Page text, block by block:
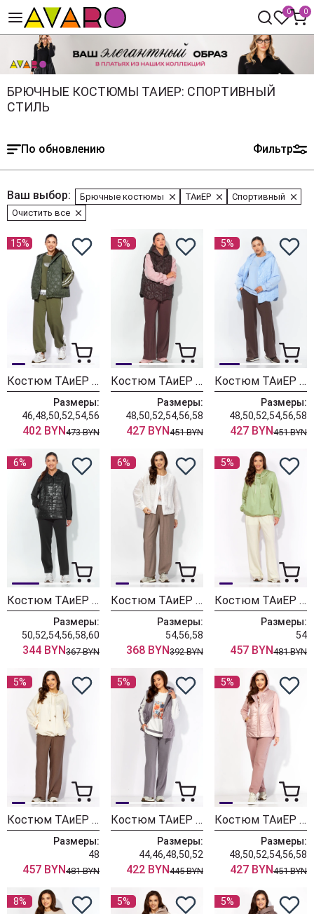
0 0
БРЮЧНЫЕ КОСТЮМЫ ТАИЕР: СПОРТИВНЫЙ
СТИЛЬ
По обновлению Фильтр
Ваш выбор: Брючные костюмы ТАиЕР
Спортивный
Очистить все
15%
Костюм ТАиЕР 1458 хаки
Размеры:
46,48,50,52,54,56
402 BYN473 BYN
5%
Костюм ТАиЕР 1452 пудра + шоколад
Размеры:
48,50,52,54,56,58
427 BYN451 BYN
5%
Костюм ТАиЕР 1452 голубой
Размеры:
48,50,52,54,56,58
427 BYN451 BYN
6%
Костюм ТАиЕР 1306 черный
Размеры:
50,52,54,56,58,60
344 BYN367 BYN
6%
Костюм ТАиЕР 1435
Размеры:
54,56,58
368 BYN392 BYN
5%
Костюм ТАиЕР 1431 оливка+молочный
Размеры:
54
457 BYN481 BYN
5%
Костюм ТАиЕР 1431 молочный+шоколад
Размеры:
48
457 BYN481 BYN
5%
Костюм ТАиЕР 1425 серый + белый
Размеры:
44,46,48,50,52
422 BYN445 BYN
5%
Костюм ТАиЕР 1417 розовый
Размеры:
48,50,52,54,56,58
427 BYN451 BYN
8% 5% 5%